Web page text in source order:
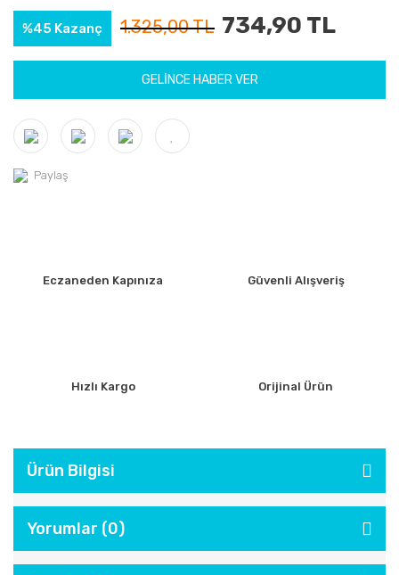
%45 Kazanç 1.325,00 TL 734,90 TL
GELİNCE HABER VER
Paylaş
Eczaneden Kapınıza Güvenli Alışveriş
Hızlı Kargo Orijinal Ürün
Ürün Bilgisi
Yorumlar (0)